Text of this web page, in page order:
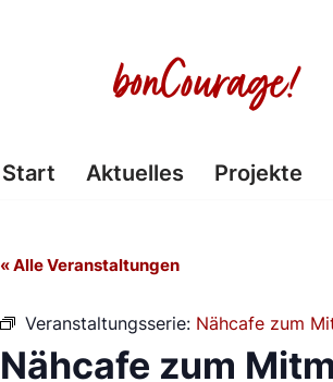
Start Aktuelles Projekte
« Alle Veranstaltungen
Veranstaltungsserie: Nähcafe zum
Nähcafe zum